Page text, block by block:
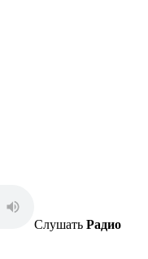
Слушать Радио